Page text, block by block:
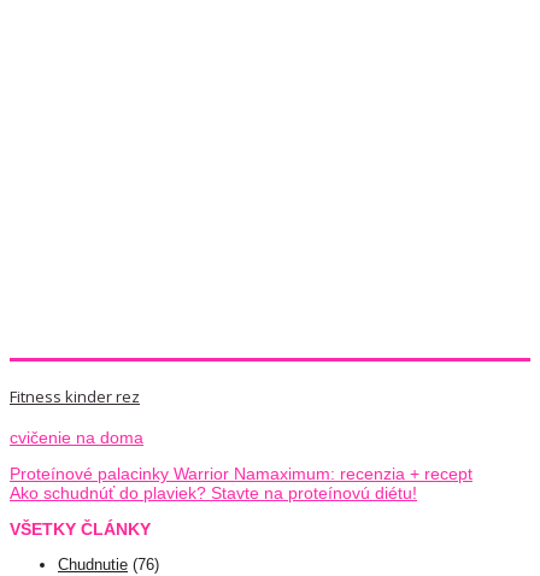
Fitness kinder rez
cvičenie na doma
Proteínové palacinky Warrior Namaximum: recenzia + recept
Ako schudnúť do plaviek? Stavte na proteínovú diétu!
VŠETKY ČLÁNKY
Chudnutie (76)